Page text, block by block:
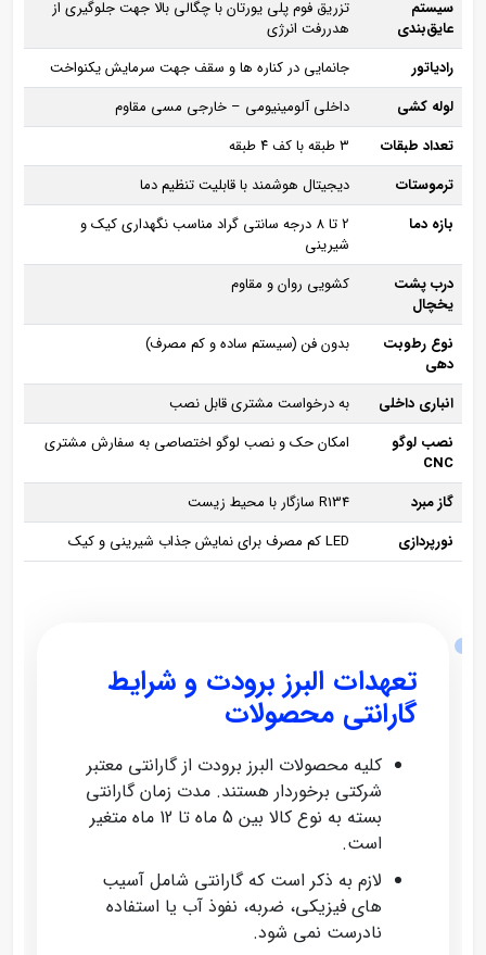
سیستم
عایق‌بندی
تزریق فوم پلی‌ یورتان با چگالی بالا جهت جلوگیری از
هدررفت انرژی
رادیاتور
جانمایی در کناره‌ ها و سقف جهت سرمایش یکنواخت
لوله‌ کشی
داخلی آلومینیومی – خارجی مسی مقاوم
تعداد طبقات
۳ طبقه با کف ۴ طبقه
ترموستات
دیجیتال هوشمند با قابلیت تنظیم دما
بازه دما
2 تا 8 درجه سانتی‌ گراد مناسب نگهداری کیک و
شیرینی
درب پشت
یخچال
کشویی روان و مقاوم
نوع رطوبت‌
دهی
بدون فن (سیستم ساده و کم‌ مصرف)
انباری داخلی
به درخواست مشتری قابل نصب
نصب لوگو
CNC
امکان حک و نصب لوگو اختصاصی به سفارش مشتری
گاز مبرد
R134 سازگار با محیط زیست
نورپردازی
LED کم‌ مصرف برای نمایش جذاب شیرینی و کیک
تعهدات البرز برودت و شرایط
گارانتی محصولات
کلیه محصولات البرز برودت از گارانتی معتبر
شرکتی برخوردار هستند. مدت زمان گارانتی
بسته به نوع کالا بین 5 ماه تا 12 ماه متغیر
است.
لازم به ذکر است که گارانتی شامل آسیب‌
های فیزیکی، ضربه، نفوذ آب یا استفاده
نادرست نمی‌ شود.